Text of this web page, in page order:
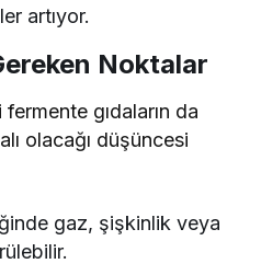
artıyor.
Noktalar
gıdaların da
olacağı düşüncesi
gaz, şişkinlik veya